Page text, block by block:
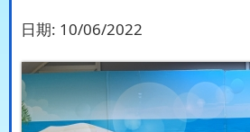
日期: 10/06/2022